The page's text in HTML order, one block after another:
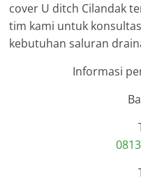
cover U ditch Cilandak
tim kami untuk
kebutuhan saluran
Informasi